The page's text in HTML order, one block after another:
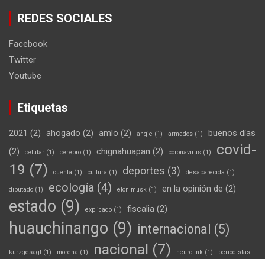
REDES SOCIALES
Facebook
Twitter
Youtube
Etiquetas
2021 (2) ahogado (2) amlo (2) angie (1) armados (1)
buenos días
(2)
celular (1) cerebro (1) chignahuapan (2) coronavirus (1)
covid-
19 (7) cuenta (1) cultura (1) deportes (3) desaparecida (1)
diputado (1) ecología (4) elon musk (1) en la opinión de (2)
estado (9) explicado (1) fiscalia (2)
huauchinango (9) internacional (5)
kurzgesagt (1) morena (1) nacional (7) neurolink (1) periodistas